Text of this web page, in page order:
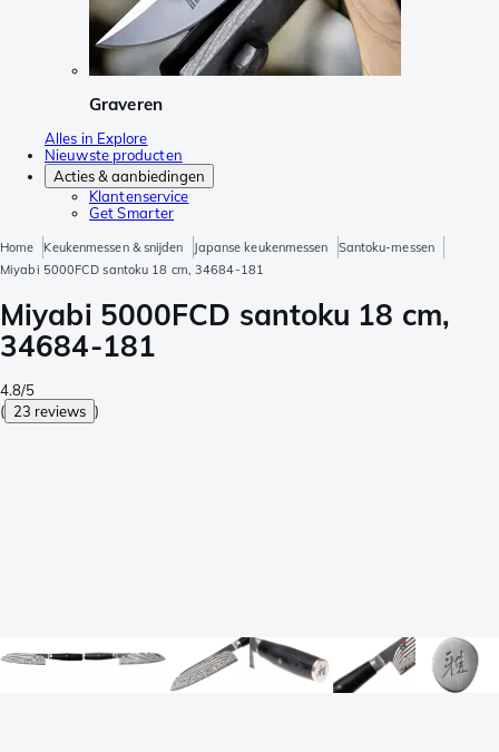
Graveren
Alles in Explore
Nieuwste producten
Acties & aanbiedingen
Klantenservice
Get Smarter
Home Keukenmessen & snijden Japanse keukenmessen
Santoku-messen
Miyabi 5000FCD santoku 18 cm, 34684-181
Miyabi 5000FCD santoku 18 cm,
34684-181
4.8/5
( 23 reviews )